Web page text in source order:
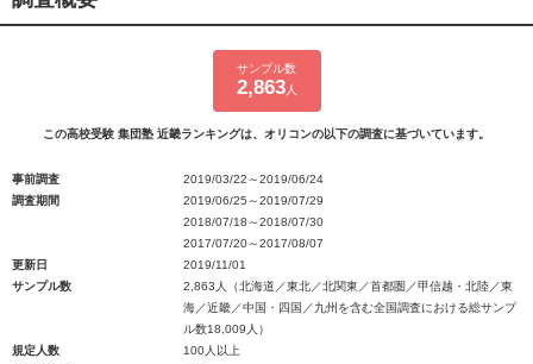
サンプル数
2,863人
この高校受験 集団塾 近畿ランキングは、オリコンの以下の調査に基づいています。
事前調査
2019/03/22～2019/06/24
調査期間
2019/06/25～2019/07/29
2018/07/18～2018/07/30
2017/07/20～2017/08/07
更新日
2019/11/01
サンプル数
2,863人（北海道／東北／北関東／首都圏／甲信越・北陸／東
海／近畿／中国・四国／九州を含む全国調査における総サンプ
ル数18,009人）
規定人数
100人以上